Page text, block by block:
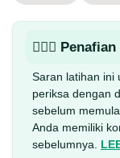
🏋🏻‍♂️
Saran latihan ini
periksa dengan
sebelum
Anda memiliki
sebelumnya.